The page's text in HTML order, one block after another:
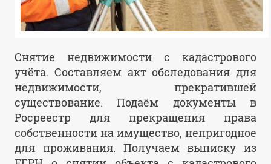
Снятие недвижимости с кадастрового
учёта. Составляем акт обследования для
недвижимости, прекратившей
существование. Подаём документы в
Росреестр для прекращения права
собственности на имущество, непригодное
для проживания. Получаем выписку из